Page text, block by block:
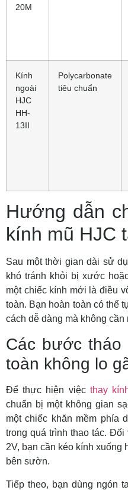
20M
Kính
ngoài
HJC
HH-
13II
Polycarbonate
tiêu chuẩn
Hướng dẫn
kính mũ HJC
Sau một thời gian dài sử
khó tránh khỏi bị xước
một chiếc kính mới là điều
toàn. Bạn hoàn toàn có thể
cách dễ dàng mà không cần
Các bước tháo
toàn không lo
Để thực hiện việc thay
chuẩn bị một không gian
một chiếc khăn mềm phía
trong quá trình thao tác.
2V, bạn cần kéo kính
bên sườn.
Tiếp theo, bạn dùng ngón